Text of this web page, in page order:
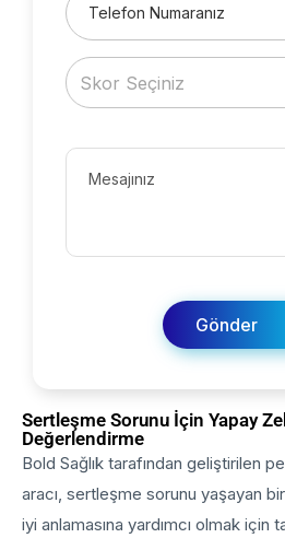
Sertleşme Sorunu İçin Yapay
Değerlendirme
Bold Sağlık tarafından geliştirilen
aracı, sertleşme sorunu yaşayan
iyi anlamasına yardımcı olmak için